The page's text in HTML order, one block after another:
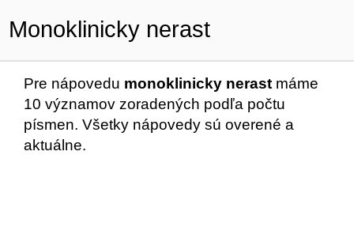
Monoklinicky nerast
Pre nápovedu monoklinicky nerast máme
10 významov zoradených podľa počtu
písmen. Všetky nápovedy sú overené a
aktuálne.